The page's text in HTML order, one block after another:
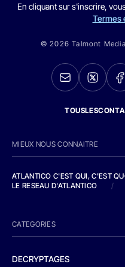
En cliquant sur s'inscrire,
Termes
© 2026 Talmont
MIEUX NOUS CONNAITRE
ATLANTICO C'EST QUI, C'EST
LE RESEAU D'ATLANTICO
/
CATEGORIES
DECRYPTAGES